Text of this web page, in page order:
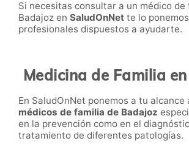
Si necesitas consultar a un médico de
Badajoz en SaludOnNet te lo
profesionales dispuestos a ayudarte.
Medicina de Familia
En SaludOnNet ponemos a tu alcance
médicos de familia de Badajoz
en la prevención como en el
tratamiento de diferentes patologías.